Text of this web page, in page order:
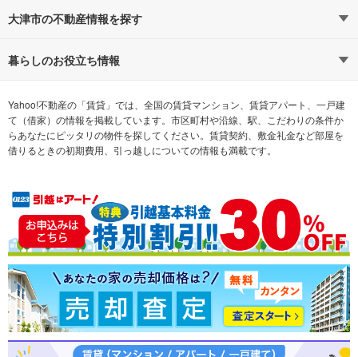
路線・駅から探す
通勤時間から探す
不動産会社から探す 希望の条件から探す
テーマから探す ランキングから探す
大津市の不動産情報を探す
不動産・住宅
新築マンション 中古マンション
新築一戸建て 中古一戸建て
売却査定
暮らしのお役立ち情報
マンションカタログ 教えて！住まいの先生
Yahoo!不動産の「賃貸」では、全国の賃貸マンション、賃貸アパート、一戸建
て（借家）の情報を掲載しています。市区町村や沿線、駅、こだわりの条件か
らあなたにピッタリの物件を探してください。賃貸契約、敷金礼金など部屋を
借りるときの初期費用、引っ越しについての情報も満載です。